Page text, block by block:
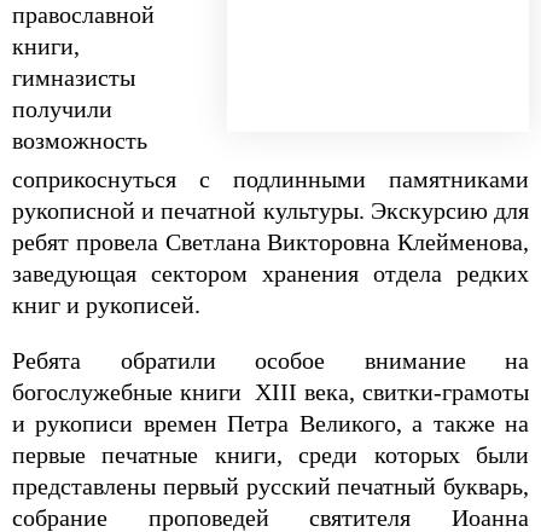
православной
книги,
гимназисты
получили
возможность
соприкоснуться с подлинными памятниками
рукописной и печатной культуры. Экскурсию для
ребят провела Светлана Викторовна Клейменова,
заведующая сектором хранения отдела редких
книг и рукописей.
Ребята обратили особое внимание на
богослужебные книги XIII века, свитки-грамоты
и рукописи времен Петра Великого, а также на
первые печатные книги, среди которых были
представлены первый русский печатный букварь,
собрание проповедей святителя Иоанна